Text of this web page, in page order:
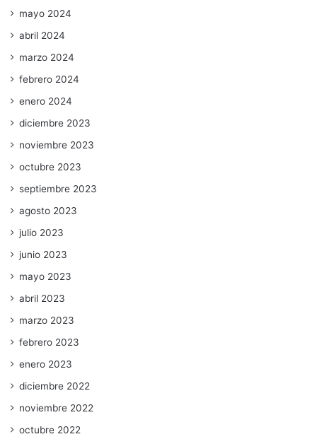
mayo 2024
abril 2024
marzo 2024
febrero 2024
enero 2024
diciembre 2023
noviembre 2023
octubre 2023
septiembre 2023
agosto 2023
julio 2023
junio 2023
mayo 2023
abril 2023
marzo 2023
febrero 2023
enero 2023
diciembre 2022
noviembre 2022
octubre 2022